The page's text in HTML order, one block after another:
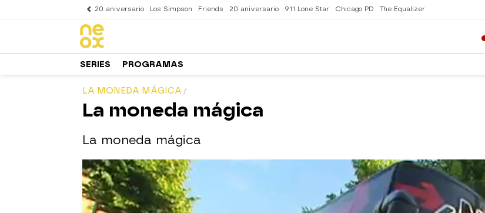
20 aniversario Los Simpson Friends 20 aniversario 911 Lone Star Chicago PD The Equalizer
SERIES PROGRAMAS
LA MONEDA MÁGICA
La moneda mágica
La moneda mágica